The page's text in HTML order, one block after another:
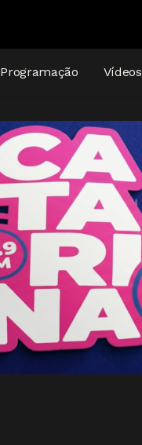
Programação Vídeos